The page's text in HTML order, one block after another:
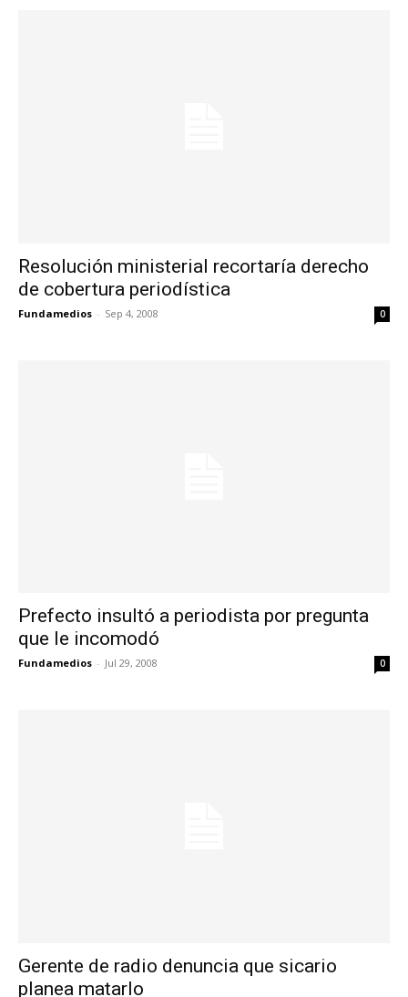
Resolución ministerial recortaría derecho
de cobertura periodística
Fundamedios - Sep 4, 2008 0
Prefecto insultó a periodista por pregunta
que le incomodó
Fundamedios - Jul 29, 2008 0
Gerente de radio denuncia que sicario
planea matarlo